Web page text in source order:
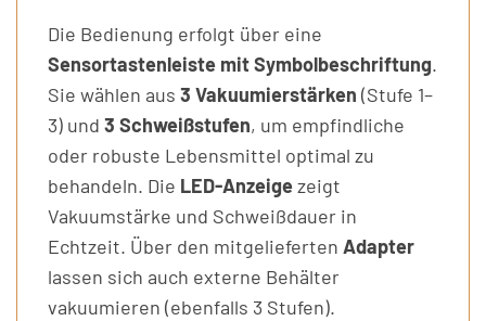
Die Bedienung erfolgt über eine
Sensortastenleiste mit Symbolbeschriftung.
Sie wählen aus 3 Vakuumierstärken (Stufe 1–
3) und 3 Schweißstufen, um empfindliche
oder robuste Lebensmittel optimal zu
behandeln. Die LED-Anzeigezeigt
Vakuumstärke und Schweißdauer in
Echtzeit. Über den mitgelieferten Adapter
lassen sich auch externe Behälter
vakuumieren (ebenfalls 3 Stufen).